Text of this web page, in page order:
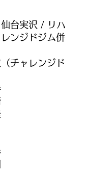
仙台実沢 / リハ
ンジドジム併
チャレンジド